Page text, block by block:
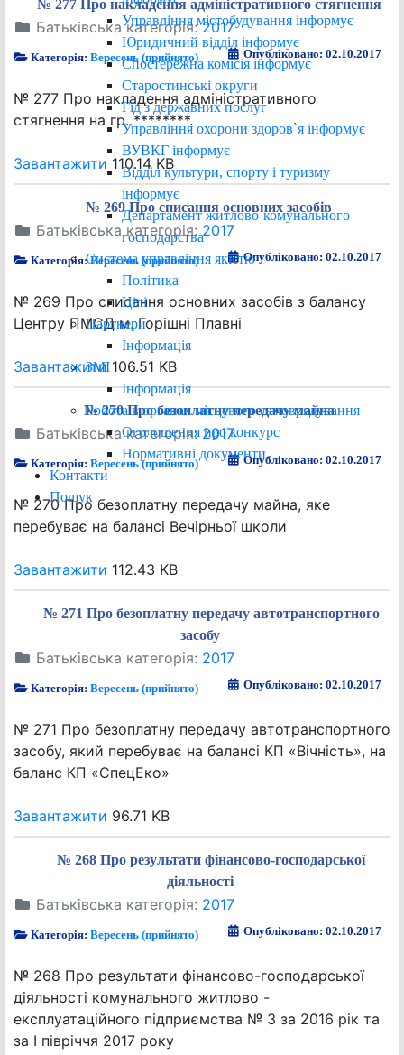
Управління містобудування інформує
Юридичний відділ інформує
Спостережна комісія інформує
Старостинські округи
Гід з державних послуг
Управління охорони здоров`я інформує
ВУВКГ інформує
Відділ культури, спорту і туризму
інформує
Департамент житлово-комунального
господарства
Система управління якістю
Політика
Цілі
Партнери
Інформація
ЗМІ
Інформація
Робота в органах місцевого самоврядування
Оголошення про конкурс
Нормативні документи
Контакти
Пошук
№ 277 Про накладення адміністративного стягнення
Батьківська категорія:2017
Категорія:Вересень (прийнято) Опубліковано: 02.10.2017
№ 277 Про накладення адміністративного
стягнення на гр. ********.
Завантажити 110.14 KB
№ 269 Про списання основних засобів
Батьківська категорія:2017
Категорія:Вересень (прийнято) Опубліковано: 02.10.2017
№ 269 Про списання основних засобів з балансу
Центру ПМСД м. Горішні Плавні
Завантажити106.51 KB
№ 270 Про безоплатну передачу майна
Батьківська категорія:2017
Категорія:Вересень (прийнято) Опубліковано: 02.10.2017
№ 270 Про безоплатну передачу майна, яке
перебуває на балансі Вечірньої школи
Завантажити 112.43 KB
№ 271 Про безоплатну передачу автотранспортного
засобу
Батьківська категорія: 2017
Категорія:Вересень (прийнято) Опубліковано: 02.10.2017
№ 271 Про безоплатну передачу автотранспортного
засобу, який перебуває на балансі КП «Вічність», на
баланс КП «СпецЕко»
Завантажити 96.71 KB
№ 268 Про результати фінансово-господарської
діяльності
Батьківська категорія: 2017
Категорія:Вересень (прийнято) Опубліковано: 02.10.2017
№ 268 Про результати фінансово-господарської
діяльності комунального житлово -
експлуатаційного підприємства № 3 за 2016 рік та
за І півріччя 2017 року